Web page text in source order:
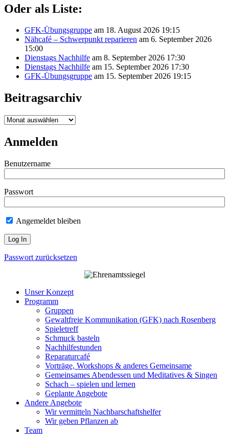
Oder als Liste:
GFK-Übungsgruppe am 18. August 2026 19:15
Nähcafé – Schwerpunkt reparieren am 6. September 2026
15:00
Dienstags Nachhilfe am 8. September 2026 17:30
Dienstags Nachhilfe am 15. September 2026 17:30
GFK-Übungsgruppe am 15. September 2026 19:15
Beitragsarchiv
Beitragsarchiv
Anmelden
Benutzername
Passwort
Angemeldet bleiben
Passwort zurücksetzen
Unser Konzept
Programm
Gruppen
Gewaltfreie Kommunikation (GFK) nach Rosenberg
Spieletreff
Schmuck basteln
Nachhilfestunden
Reparaturcafé
Vorträge, Workshops & anderes Gemeinsame
Gemeinsames Abendessen und Meditatives & Singen
Schach – spielen und lernen
Geplante Angebote
Andere Angebote
Wir vermitteln Nachbarschaftshelfer
Wir geben Pflanzen ab
Team